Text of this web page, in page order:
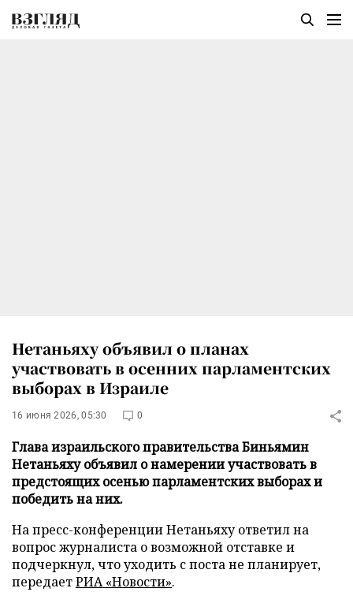
Нетаньяху объявил о планах
участвовать в осенних парламентских
выборах в Израиле
16 июня 2026, 05:30 0
Глава израильского правительства Биньямин
Нетаньяху объявил о намерении участвовать в
предстоящих осенью парламентских выборах и
победить на них.
На пресс-конференции Нетаньяху ответил на
вопрос журналиста о возможной отставке и
подчеркнул, что уходить с поста не планирует,
передаетРИА «Новости».